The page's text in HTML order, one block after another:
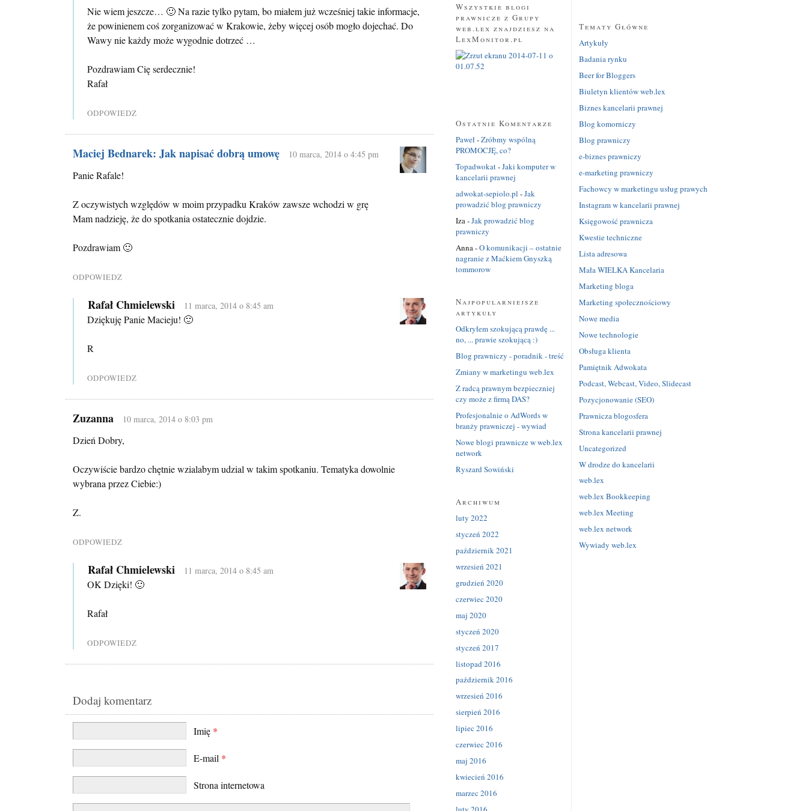
Nie wiem jeszcze… 🙂 Na razie tylko pytam, bo miałem już wcześniej takie informacje,
że powinienem coś zorganizować w Krakowie, żeby więcej osób mogło dojechać. Do
Wawy nie każdy może wygodnie dotrzeć …
Pozdrawiam Cię serdecznie!
Rafał
ODPOWIEDZ
Maciej Bednarek: Jak napisać dobrą umowę 10 marca, 2014 o 4:45 pm
Panie Rafale!
Z oczywistych względów w moim przypadku Kraków zawsze wchodzi w grę
Mam nadzieję, że do spotkania ostatecznie dojdzie.
Pozdrawiam 🙂
ODPOWIEDZ
Rafał Chmielewski 11 marca, 2014 o 8:45 am
Dziękuję Panie Macieju! 🙂
R
ODPOWIEDZ
Zuzanna 10 marca, 2014 o 8:03 pm
Dzień Dobry,
Oczywiście bardzo chętnie wzialabym udzial w takim spotkaniu. Tematyka dowolnie
wybrana przez Ciebie:)
Z.
ODPOWIEDZ
Rafał Chmielewski 11 marca, 2014 o 8:45 am
OK Dzięki! 🙂
Rafał
ODPOWIEDZ
Dodaj komentarz
Imię *
E-mail *
Strona internetowa
Wszystkie blogi
prawnicze z Grupy
web.lex znajdziesz na
LexMonitor.pl
Ostatnie Komentarze
Paweł-Zróbmy wspólną
PROMOCJĘ, co?
Topadwokat-Jaki komputer w
kancelarii prawnej
adwokat-sepiolo.pl -Jak
prowadzić blog prawniczy
Iza-Jak prowadzić blog
prawniczy
Anna-O komunikacji – ostatnie
nagranie z Maćkiem Gnyszką
tommorow
Najpopularniejsze
artykuły
Odkryłem szokującą prawdę ...
no, ... prawie szokującą :)
Blog prawniczy - poradnik - treść
Zmiany w marketingu web.lex
Z radcą prawnym bezpieczniej
czy może z firmą DAS?
Profesjonalnie o AdWords w
branży prawniczej - wywiad
Nowe blogi prawnicze w web.lex
network
Ryszard Sowiński
Archiwum
luty 2022
styczeń 2022
październik 2021
wrzesień 2021
grudzień 2020
czerwiec 2020
maj 2020
styczeń 2020
styczeń 2017
listopad 2016
październik 2016
wrzesień 2016
sierpień 2016
lipiec 2016
czerwiec 2016
maj 2016
kwiecień 2016
marzec 2016
Tematy Główne
Artykuły
Badania rynku
Beer for Bloggers
Biuletyn klientów web.lex
Biznes kancelarii prawnej
Blog komorniczy
Blog prawniczy
e-biznes prawniczy
e-marketing prawniczy
Fachowcy w marketingu usług prawych
Instagram w kancelarii prawnej
Księgowość prawnicza
Kwestie techniczne
Lista adresowa
Mała WIELKA Kancelaria
Marketing bloga
Marketing społecznościowy
Nowe media
Nowe technologie
Obsługa klienta
Pamiętnik Adwokata
Podcast, Webcast, Video, Slidecast
Pozycjonowanie (SEO)
Prawnicza blogosfera
Strona kancelarii prawnej
Uncategorized
W drodze do kancelarii
web.lex
web.lex Bookkeeping
web.lex Meeting
web.lex network
Wywiady web.lex